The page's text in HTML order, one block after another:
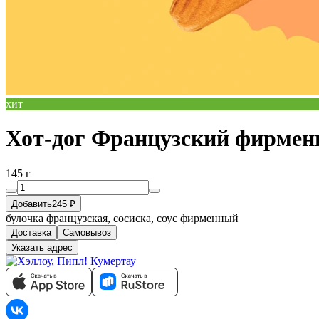
хит
Хот-дог Французский
145 г
Добавить245 ₽
булочка французская, сосиска, соус фирменный
Доставка
Самовывоз
Указать адрес